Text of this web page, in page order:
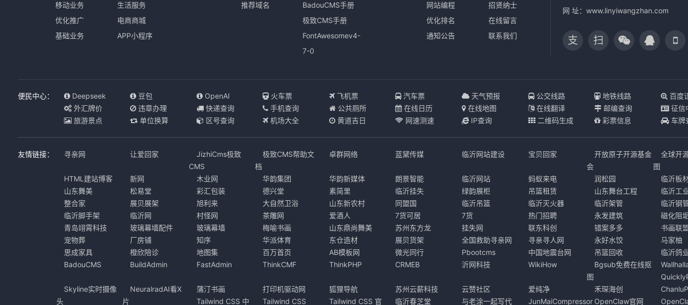
移动业务
优化推广
基础业务
生活服务
电商商城
APP小程序
推荐域名
BadouCMS手册
极致CMS手册
FontAwesomev4-
7-0
网站编程
优化排名
通知公告
招贤纳士
在线留言
联系我们
网 址：www.linyiwangzhan.com
支 扫
便民中心： Deepseek 豆包 OpenAI 火车票 飞机票 汽车票 天气预报 公交线路 地铁线路
百度
外汇牌价
违章办理 快递查询 手机查询 公共厕所 在线日历 在线地图 在线翻译 邮编查询
征信
旅游景点
单位换算 区号查询 机场大全 黄道吉日 网速测速 IP查询 二维码生成 彩票信息 车牌
友情链接： 寻亲网 让爱回家
JizhiCms极致
CMS
极致CMS帮助文
档
卓群网络 蓝黛传媒 临沂网站建设 宝贝回家
开放原子开源基金
会
全球开
图
HTML建站博客
新网 木业网 华韵集团 华韵新媒体 朗景智能 临沂网站 蚂蚁来电 润松园
临沂板
山东舞美
松易堂 彩汇包装 德兴堂 素简里 临沂挂失 绿韵展柜 吊篮租赁 山东舞台工程
临沂工
整合家
展贝展架 旭利来 大自然卫浴 山东新农村 同盟国 临沂吊篮 临沂灭火器 临沂架管
临沂钢
临沂脚手架
临沂网 村怪网 茶雕网 爱酒人 7货可居 7货 热门招聘 永发建筑
磁化阻
青岛翊霄科技
玻璃幕墙配件 玻璃幕墙 梅喻书画 山东鼎尚舞美 苏州东方龙 挂失网 联东科创 错案多多
书画联
宠物葬
厂房铺 知序 华派体育 东仓造材 展贝货架 全国救助寻亲网 寻亲寻人网 永好水饺
马家柚
思成家具
橙欣陪诊 地图集 百万首页 AB模板网 微光同行 Pbootcms 中国地震台网 吊篮回收
临沂鸽
BadouCMS
BuildAdmin FastAdmin ThinkCMF ThinkPHP CRMEB 沂网科技 WikiHow
Bgsub免费在线抠
图
Skyline实时摄像
头
NeuralradAI看X
片
蒲汀书画 打印机驱动网 狐狸导航 苏州云薪科技 云赞社区 爱纯净 禾琛海创
Tailwind CSS 中
Tailwind CSS Tailwind CSS 官 临沂春芝堂 与老涂一起写代 JunMaiCompressor OpenClaw官网